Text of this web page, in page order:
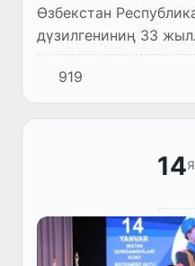
Өзбекстан
дүзилгениниң 33
қорғаўшылары күни
менен Нөкис
ҳәм ағартыўшылық
919
14